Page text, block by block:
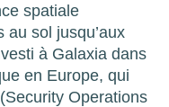
spatiale
sol jusqu’aux
à Galaxia dans
en Europe, qui
Operations